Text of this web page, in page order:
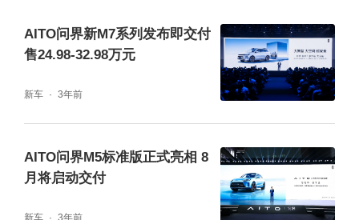
AITO问界新M7系列发布即交付
售24.98-32.98万元
新车 3年前
AITO问界M5标准版正式亮相 8
月将启动交付
新车 3年前